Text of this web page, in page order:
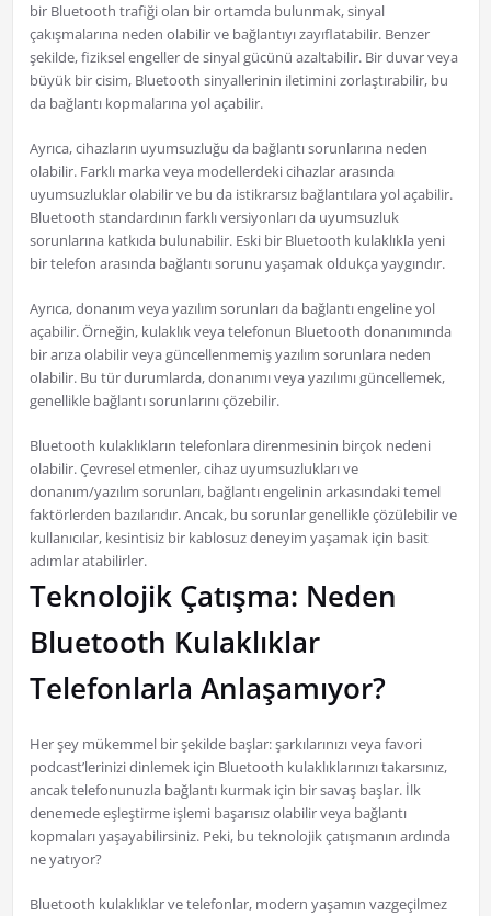
bir Bluetooth trafiği olan bir ortamda bulunmak, sinyal
çakışmalarına neden olabilir ve bağlantıyı zayıflatabilir. Benzer
şekilde, fiziksel engeller de sinyal gücünü azaltabilir. Bir duvar veya
büyük bir cisim, Bluetooth sinyallerinin iletimini zorlaştırabilir, bu
da bağlantı kopmalarına yol açabilir.
Ayrıca, cihazların uyumsuzluğu da bağlantı sorunlarına neden
olabilir. Farklı marka veya modellerdeki cihazlar arasında
uyumsuzluklar olabilir ve bu da istikrarsız bağlantılara yol açabilir.
Bluetooth standardının farklı versiyonları da uyumsuzluk
sorunlarına katkıda bulunabilir. Eski bir Bluetooth kulaklıkla yeni
bir telefon arasında bağlantı sorunu yaşamak oldukça yaygındır.
Ayrıca, donanım veya yazılım sorunları da bağlantı engeline yol
açabilir. Örneğin, kulaklık veya telefonun Bluetooth donanımında
bir arıza olabilir veya güncellenmemiş yazılım sorunlara neden
olabilir. Bu tür durumlarda, donanımı veya yazılımı güncellemek,
genellikle bağlantı sorunlarını çözebilir.
Bluetooth kulaklıkların telefonlara direnmesinin birçok nedeni
olabilir. Çevresel etmenler, cihaz uyumsuzlukları ve
donanım/yazılım sorunları, bağlantı engelinin arkasındaki temel
faktörlerden bazılarıdır. Ancak, bu sorunlar genellikle çözülebilir ve
kullanıcılar, kesintisiz bir kablosuz deneyim yaşamak için basit
adımlar atabilirler.
Teknolojik Çatışma: Neden
Bluetooth Kulaklıklar
Telefonlarla Anlaşamıyor?
Her şey mükemmel bir şekilde başlar: şarkılarınızı veya favori
podcast’lerinizi dinlemek için Bluetooth kulaklıklarınızı takarsınız,
ancak telefonunuzla bağlantı kurmak için bir savaş başlar. İlk
denemede eşleştirme işlemi başarısız olabilir veya bağlantı
kopmaları yaşayabilirsiniz. Peki, bu teknolojik çatışmanın ardında
ne yatıyor?
Bluetooth kulaklıklar ve telefonlar, modern yaşamın vazgeçilmez